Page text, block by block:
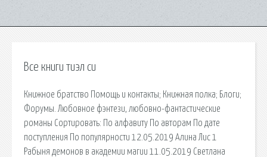
Все книги тиэл си
Книжное братство Помощь и контакты; Книжная полка; Блоги;
Форумы. Любовное фэнтези, любовно-фантастические
романы Сортировать: По алфавиту По авторам По дате
поступления По популярности 12.05.2019 Алина Лис 1
Рабыня демонов в академии магии 11.05.2019 Светлана